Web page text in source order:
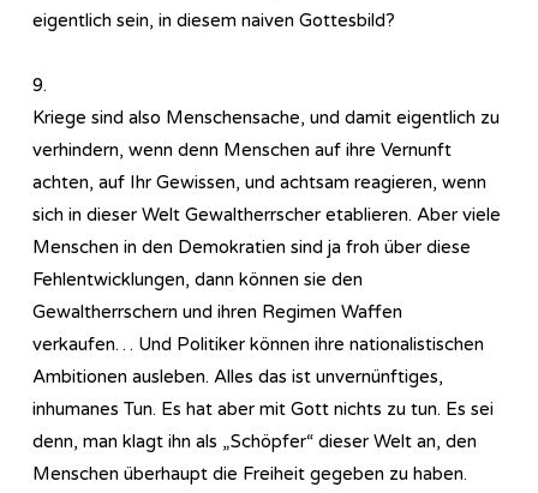
eigentlich sein, in diesem naiven Gottesbild?
9.
Kriege sind also Menschensache, und damit eigentlich zu
verhindern, wenn denn Menschen auf ihre Vernunft
achten, auf Ihr Gewissen, und achtsam reagieren, wenn
sich in dieser Welt Gewaltherrscher etablieren. Aber viele
Menschen in den Demokratien sind ja froh über diese
Fehlentwicklungen, dann können sie den
Gewaltherrschern und ihren Regimen Waffen
verkaufen… Und Politiker können ihre nationalistischen
Ambitionen ausleben. Alles das ist unvernünftiges,
inhumanes Tun. Es hat aber mit Gott nichts zu tun. Es sei
denn, man klagt ihn als „Schöpfer“ dieser Welt an, den
Menschen überhaupt die Freiheit gegeben zu haben.